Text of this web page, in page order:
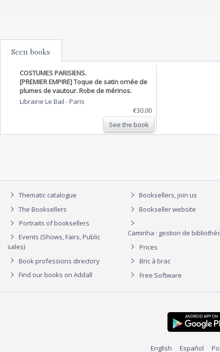
Seen books
COSTUMES PARISIENS.
[PREMIER EMPIRE] Toque de satin ornée de
plumes de vautour. Robe de mérinos.
Librairie Le Bail -Paris
€30.00
See the book
Thematic catalogue
The Booksellers
Portraits of booksellers
Events (Shows, Fairs, Public
sales)
Book professions directory
Find our books on Addall
Booksellers, join us
Bookseller website
Caminha : gestion de
Prices
Bric à brac
Free Software
English Español